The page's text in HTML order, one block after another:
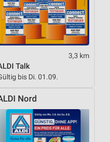
3,3 km
Talk
bis Di. 01.09.
Nord